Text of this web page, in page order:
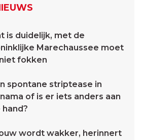
is duidelijk, met de
Marechaussee moet
fokken
spontane striptease in
of is er iets anders aan
hand?
wordt wakker, herinnert